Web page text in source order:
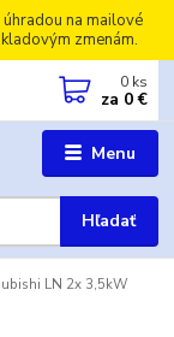
na mailové
zmenám.
Menu
Hľadať
0 ks
za 0 €
LN 2x 3,5kW